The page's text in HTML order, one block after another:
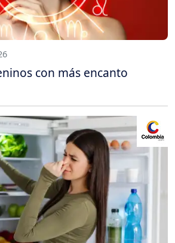
con más encanto